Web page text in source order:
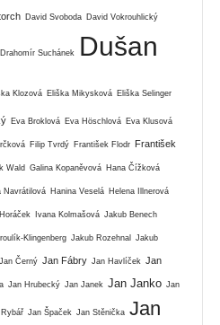
David Svoboda David Vokrouhlický
Drahomír Suchánek
Dušan
Klozová Eliška Mikysková Eliška Selinger
Eva Broklová Eva Höschlová Eva Klusová
Filip Tvrdý František Flodr František
Wald Galina Kopaněvová Hana Čížková
Navrátilová Hanina Veselá Helena Illnerová
Ivana Kolmašová Jakub Benech
Klingenberg Jakub Rozehnal Jakub
Jan Černý Jan Fábry Jan Havlíček Jan
Jan Hrubecký Jan Janek Jan Janko Jan
Jan Špaček Jan Stěnička Jan